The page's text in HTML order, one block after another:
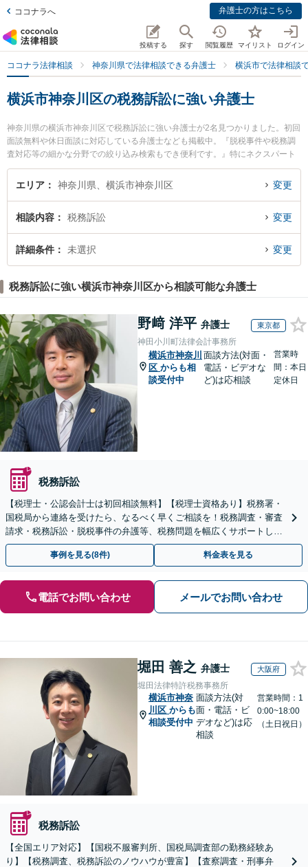
ココナラへ 弁護士の方はこちら
投稿する 探す 閲覧履歴 マイリスト ログイン
ココナラ法律相談 神奈川県で法律相談できる弁護士 横浜市で法律相談
横浜市神奈川区の税務訴訟に強い弁護士
神奈川県の横浜市神奈川区で税務訴訟に強い弁護士が2名見つかりました。初回
面談無料や休日面談に対応している弁護士なども掲載中。『脱税事件や税務調
査対応等の細かな分野での絞り込み検索もでき便利です。』特にネクスパート
法律事務所 横浜オフィスの野村 賢吾弁護士やジン法律事務所弁護士法人 横浜
駅前事務所の坂本 学弁護士のプロフィール情報や弁護士費用、強みなどが注目
の弁護士を検索したい』『初回相談無料で税務訴訟を法律相談できる横浜市神
奈川区内の弁護士に相談予約したい』などでお困りの相談者さんにおすすめで
す。
エリア 神奈川県、横浜市神奈川区 変更
相談内容 税務訴訟 変更
詳細条件 未選択 変更
税務訴訟に強い横浜市神奈川区から相談可能な弁護士
野﨑 洋平 弁護士 東京都
神田小川町法律会計事務所
横浜市神奈川
区 からも相
談受付中
面談方法(対面・
電話・ビデオな
ど)は応相談
営業時
間：本日
定休日
税務訴訟
【税理士・公認会計士は初回相談無料】【税理士資格あり】税務署・
国税局から連絡を受けたら、なるべく早くご相談を！税務調査・審査
請求・税務訴訟・脱税事件の弁護等、税務問題を幅広くサポートしま
す【電話受付：平日10時～21時】【税務調査に注力】
事例を見る(8件) 料金表を見る
電話でお問い合わせ メールでお問い合わせ
堀田 善之 弁護士 大阪府
堀田法律特許税務事務所
横浜市神奈
川区 からも
相談受付中
面談方法(対
面・電話・ビ
デオなど)は応
相談
営業時間：1
0:00~18:00
（土日祝日）
税務訴訟
【全国エリア対応】【国税不服審判所、国税局調査部の勤務経験あ
り】【税務調査、税務訴訟のノウハウが豊富】【査察調査・刑事弁